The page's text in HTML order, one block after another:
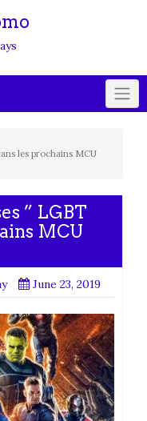
les prochains MCU
” LGBT
MCU
June 23, 2019